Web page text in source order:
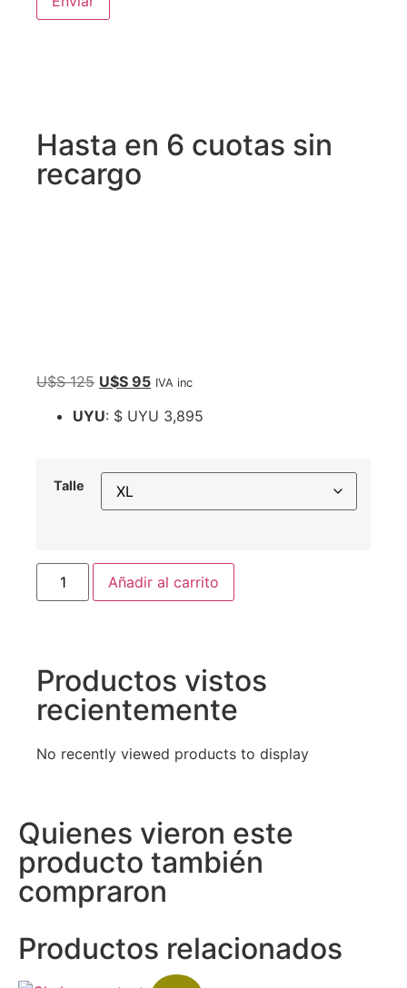
Hasta en 6 cuotas sin
recargo
U$S125 U$S 95 IVA inc
UYU: $ UYU 3,895
Talle
Añadir al carrito
Productos vistos
recientemente
No recently viewed products to display
Quienes vieron este
producto también
compraron
Productos relacionados